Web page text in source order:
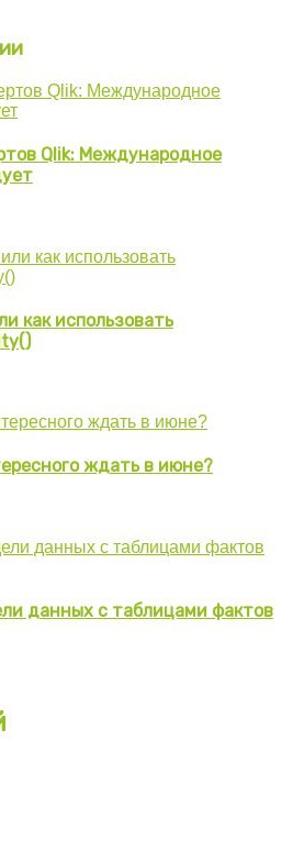
Qlik: Международное
как использовать
ждать в июне?
данных с таблицами фактов